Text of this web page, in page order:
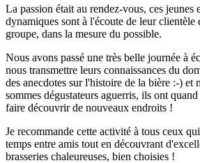
La passion était au rendez-vous, ces jeunes
dynamiques sont à l'écoute de leur clientèle
groupe, dans la mesure du possible.
Nous avons passé une très belle journée à
nous transmettre leurs connaissances du
des anecdotes sur l'histoire de la bière :-) et
sommes dégustateurs aguerris, ils ont
faire découvrir de nouveaux endroits !
Je recommande cette activité à tous ceux
temps entre amis tout en découvrant
brasseries chaleureuses, bien choisies !